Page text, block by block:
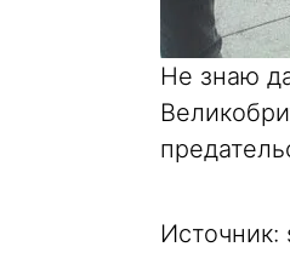
Не знаю
Источник: